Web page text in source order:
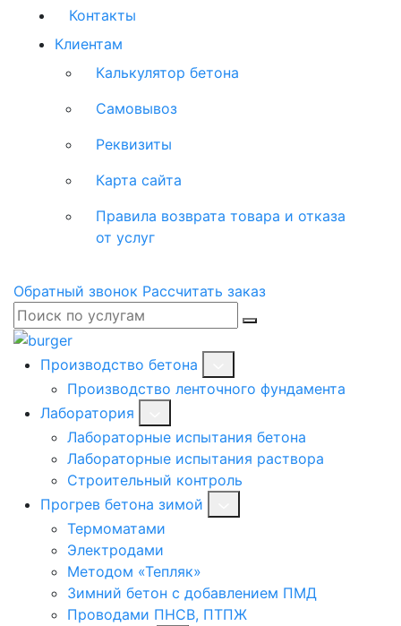
Контакты
Клиентам
Калькулятор бетона
Самовывоз
Реквизиты
Карта сайта
Правила возврата товара и отказа
от услуг
Обратный звонок Рассчитать заказ
Производство бетона
Производство ленточного фундамента
Лаборатория
Лабораторные испытания бетона
Лабораторные испытания раствора
Строительный контроль
Прогрев бетона зимой
Термоматами
Электродами
Методом «Тепляк»
Зимний бетон с добавлением ПМД
Проводами ПНСВ, ПТПЖ